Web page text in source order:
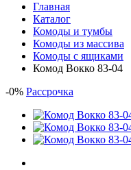
Главная
Каталог
Комоды и тумбы
Комоды из массива
Комоды с ящиками
Комод Вокко 83-04
-0% Рассрочка